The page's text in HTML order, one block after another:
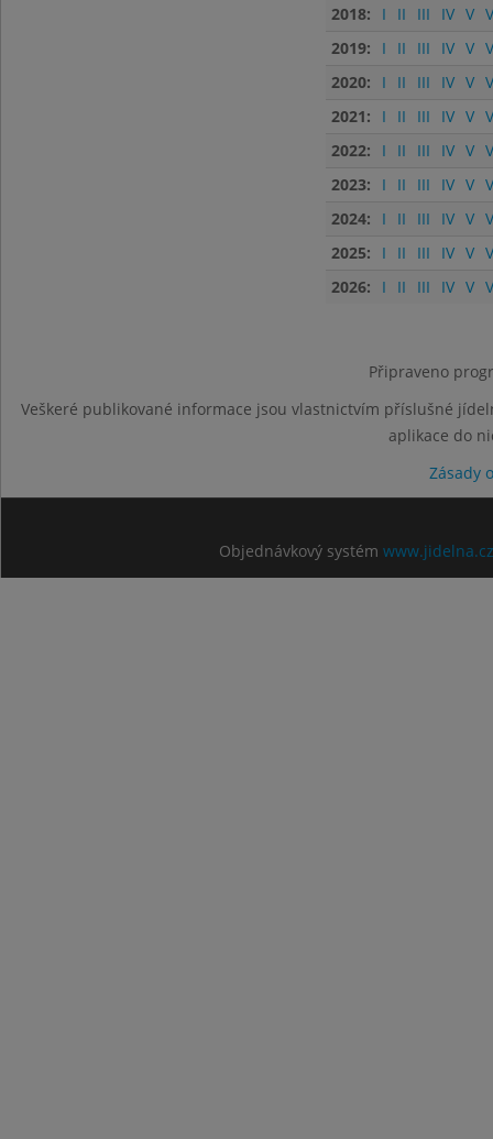
2018:
I II III IV V
2019:
I II III IV V
2020:
I II III IV V
2021:
I II III IV V
2022:
I II III IV V
2023:
I II III IV V
2024:
I II III IV V
2025:
I II III IV V
2026:
I II III IV V
Připraveno
Veškeré publikované informace jsou vlastnictvím příslušné
aplikace do
Zásady
Objednávkový systém www.jidelna.cz